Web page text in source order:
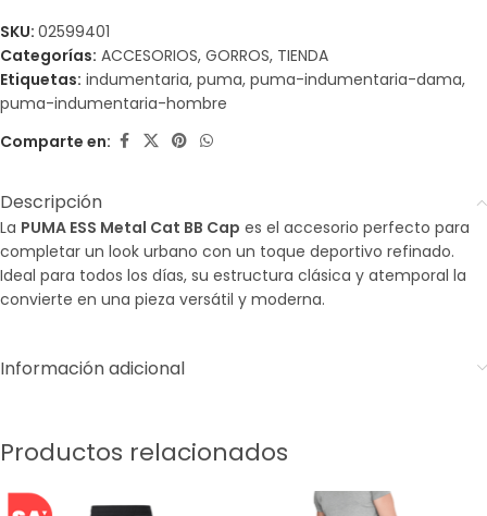
SKU: 02599401
Categorías: ACCESORIOS, GORROS, TIENDA
Etiquetas: indumentaria, puma, puma-indumentaria-dama,
puma-indumentaria-hombre
Comparte en:
Descripción
La PUMA ESS Metal Cat BB Cap es el accesorio perfecto para
completar un look urbano con un toque deportivo refinado.
Ideal para todos los días, su estructura clásica y atemporal la
convierte en una pieza versátil y moderna.
Información adicional
Productos relacionados